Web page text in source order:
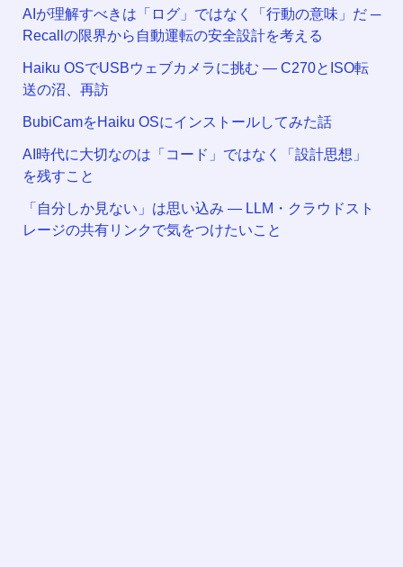
AIが理解すべきは「ログ」ではなく「行動の意味」だ ─
Recallの限界から自動運転の安全設計を考える
Haiku OSでUSBウェブカメラに挑む — C270とISO転
送の沼、再訪
BubiCamをHaiku OSにインストールしてみた話
AI時代に大切なのは「コード」ではなく「設計思想」
を残すこと
「自分しか見ない」は思い込み — LLM・クラウドスト
レージの共有リンクで気をつけたいこと